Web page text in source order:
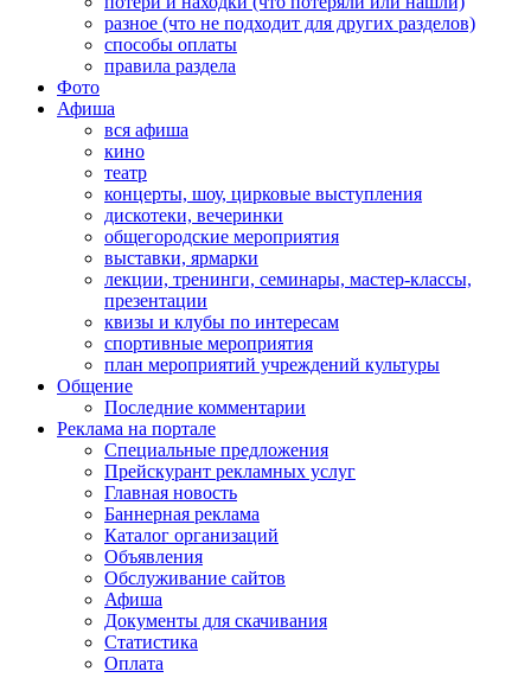
разное (что не подходит для других разделов)
способы оплаты
правила раздела
Фото
Афиша
вся афиша
кино
театр
концерты, шоу, цирковые выступления
дискотеки, вечеринки
общегородские мероприятия
выставки, ярмарки
лекции, тренинги, семинары, мастер-классы,
презентации
квизы и клубы по интересам
спортивные мероприятия
план мероприятий учреждений культуры
Общение
Последние комментарии
Реклама на портале
Специальные предложения
Прейскурант рекламных услуг
Главная новость
Баннерная реклама
Каталог организаций
Объявления
Обслуживание сайтов
Афиша
Документы для скачивания
Статистика
Оплата